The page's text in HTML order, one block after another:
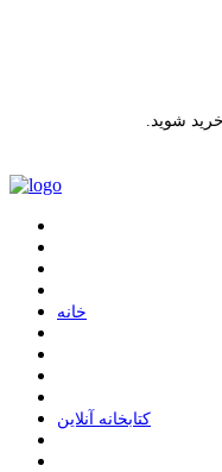
شوید.
ﺧﺎﻧﻪ
ﮐﺘﺎﺑﺨﺎﻧﻪ ﺁﻧﻼﯾﻦ